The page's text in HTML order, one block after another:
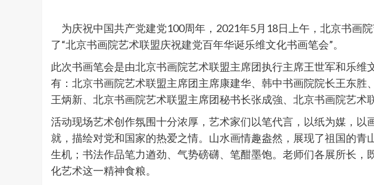
为庆祝中国共产党建党100周年，2021年5月18日上午，北京书画
了“北京书画院艺术联盟庆祝建党百年华诞乐维文化书画笔会”。
此次书画笔会是由北京书画院艺术联盟主席团执行主席王世军和乐
有：北京书画院艺术联盟主席团主席康建华、韩中书画院院长王东
王炳新、北京书画院艺术联盟主席团秘书长张成強、北京书画院艺术
活动现场艺术创作氛围十分浓厚，艺术家们以笔代言，以纸为媒，
就，描绘对党和国家的热爱之情。山水画情趣盎然，展现了祖国的
生机；书法作品笔力遒劲、气势磅礴、笔酣墨饱。老师们各展所长
化艺术这一精神食粮。